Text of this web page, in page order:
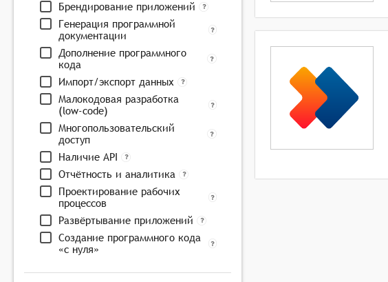
Брендирование приложений
Генерация программной
документации
Дополнение программного
кода
Импорт/экспорт данных
Малокодовая разработка
(low-code)
Многопользовательский
доступ
Наличие API
Отчётность и аналитика
Проектирование рабочих
процессов
Развёртывание приложений
Создание программного кода
«с нуля»